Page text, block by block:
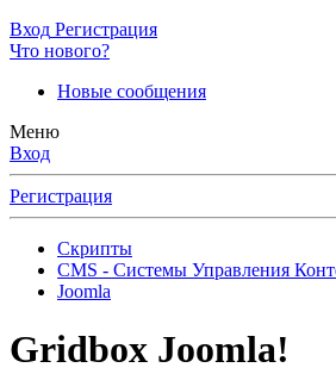
Вход Регистрация
Что нового?
Новые сообщения
Меню
Вход
Регистрация
Скрипты
CMS - Системы Управления
Joomla
Gridbox Joomla!